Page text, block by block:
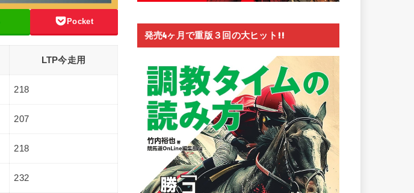
Pocket
LTP今走用
218
207
218
232
発売4ヶ月で重版３回の大ヒット!!